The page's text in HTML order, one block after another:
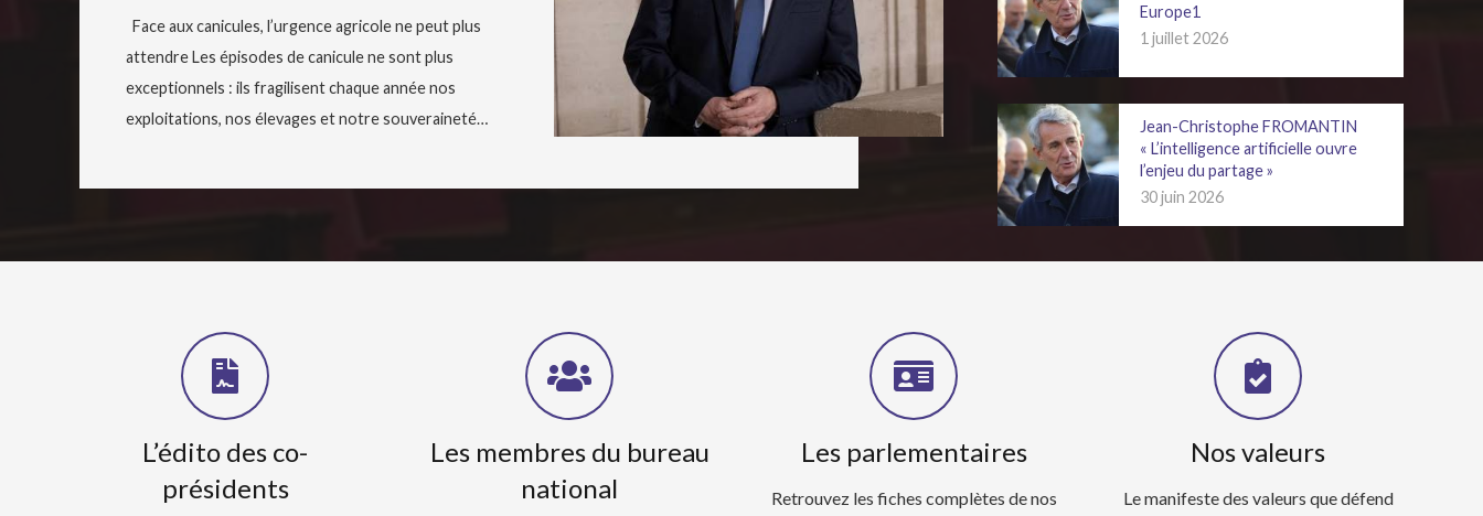
Face aux canicules, l’urgence agricole ne peut plus
attendre Les épisodes de canicule ne sont plus
exceptionnels : ils fragilisent chaque année nos
exploitations, nos élevages et notre souveraineté…
Europe1
1 juillet 2026
Jean-Christophe FROMANTIN
« L’intelligence artificielle ouvre
l’enjeu du partage »
30 juin 2026
L’édito des co-
présidents
Les membres du bureau
national
Les parlementaires
Retrouvez les fiches complètes de nos
Nos valeurs
Le manifeste des valeurs que défend